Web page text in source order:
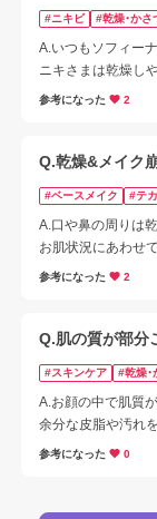
#ニキビ #乾燥・かさ
A.いつもソフィー
ニキさまは乾燥し
そんなニキさまに、
参考になった 2
Q.乾燥&メイク崩
#ベースメイク #テ
A.口や鼻の周りは
お肌状況にあわせ
ことをおすすめいた
です。
水もおすすめです。
メイクはベタつく
ゾーンで分けた下
参考になった 2
Q.肌の質が部分
#スキンケア #乾燥・
A.お顔の中で肌質
余分な皮脂や汚れを
手入れをしっかり
参考になった 0